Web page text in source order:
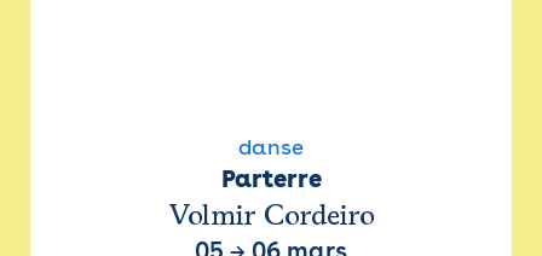
danse
Parterre
Volmir Cordeiro